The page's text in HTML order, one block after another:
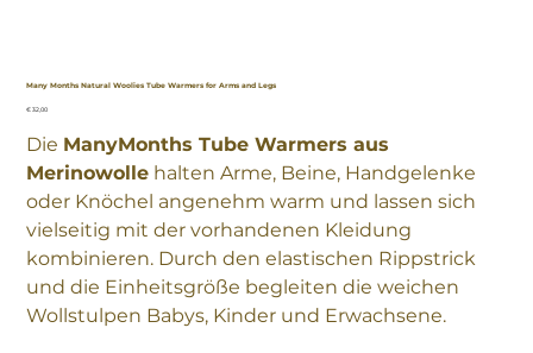
Many Months Natural Woolies Tube Warmers for Arms and Legs
Preis
€ 32,00
Die ManyMonths Tube Warmers aus
Merinowolle halten Arme, Beine, Handgelenke
oder Knöchel angenehm warm und lassen sich
vielseitig mit der vorhandenen Kleidung
kombinieren. Durch den elastischen Rippstrick
und die Einheitsgröße begleiten die weichen
Wollstulpen Babys, Kinder und Erwachsene.